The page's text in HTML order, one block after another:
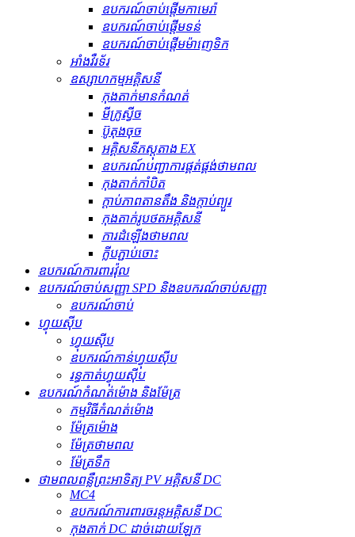
ឧបករណ៍ចាប់ផ្តើមកាមេរ៉ា
ឧបករណ៍ចាប់ផ្តើមទន់
ឧបករណ៍ចាប់ផ្តើមម៉ាញេទិក
អាំងវឺរទ័រ
ឧស្សាហកម្មអគ្គិសនី
កុងតាក់មានកំណត់
មីក្រូស្វីច
ប៊ូតុងចុច
អគ្គិសនីភស្តុតាង EX
ឧបករណ៍បញ្ជាការផ្គត់ផ្គង់ថាមពល
កុងតាក់កាំបិត
ក្ដាប់ភាពតានតឹង និងក្ដាប់ព្យួរ
កុងតាក់រូបថតអគ្គិសនី
ការដំឡើងថាមពល
ក្លីបភ្ជាប់ចោះ
ឧបករណ៍ការពារវ៉ុល
ឧបករណ៍ចាប់សញ្ញា SPD និងឧបករណ៍ចាប់សញ្ញា
ឧបករណ៍ចាប់
ហ្វុយស៊ីប
ហ្វុយស៊ីប
ឧបករណ៍​កាន់​ហ្វុយស៊ីប
រន្ធ​កាត់​ហ្វុយស៊ីប
ឧបករណ៍កំណត់ម៉ោង និងម៉ែត្រ
កម្មវិធីកំណត់ម៉ោង
ម៉ែត្រម៉ោង
ម៉ែត្រថាមពល
ម៉ែត្រទឹក
ថាមពលពន្លឺព្រះអាទិត្យ PV អគ្គិសនី DC
MC4
ឧបករណ៍ការពារចរន្តអគ្គិសនី DC
កុងតាក់ DC ដាច់ដោយឡែក